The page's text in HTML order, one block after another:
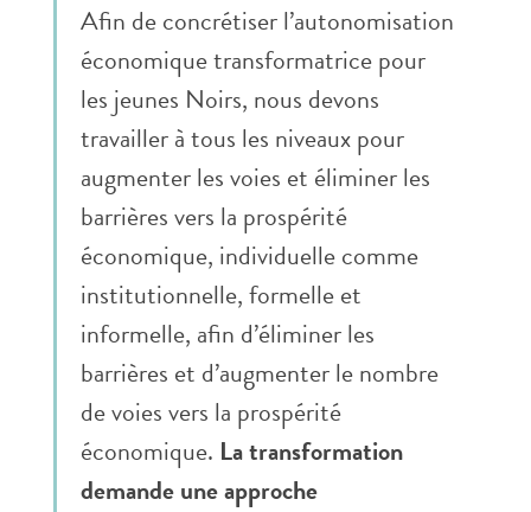
Afin de concrétiser l’autonomisation
économique transformatrice pour
les jeunes Noirs, nous devons
travailler à tous les niveaux pour
augmenter les voies et éliminer les
barrières vers la prospérité
économique, individuelle comme
institutionnelle, formelle et
informelle, afin d’éliminer les
barrières et d’augmenter le nombre
de voies vers la prospérité
économique. La transformation
demande une approche